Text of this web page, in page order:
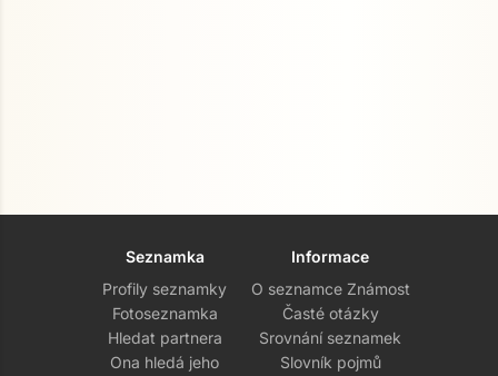
Seznamka
Profily seznamky
Fotoseznamka
Hledat partnera
Ona hledá jeho
Informace
O seznamce Známost
Časté otázky
Srovnání seznamek
Slovník pojmů